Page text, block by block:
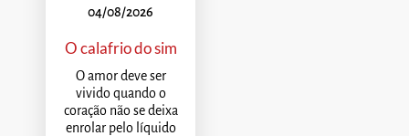
04/08/2026
O calafrio do sim
O amor deve ser
vivido quando o
coração não se deixa
enrolar pelo líquido